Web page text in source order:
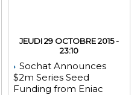
JEUDI 29 OCTOBRE 2015 -
23:10
Sochat Announces
$2m Series Seed
Funding from Eniac